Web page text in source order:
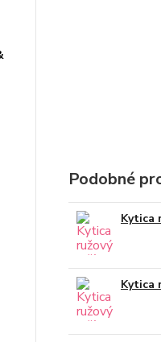
Podobné
Kytica
Kytica